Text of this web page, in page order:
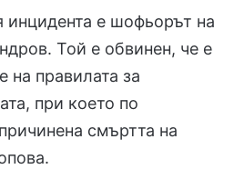
инцидента е шофьорът на
Той е обвинен, че е
на правилата за
при което по
смъртта на